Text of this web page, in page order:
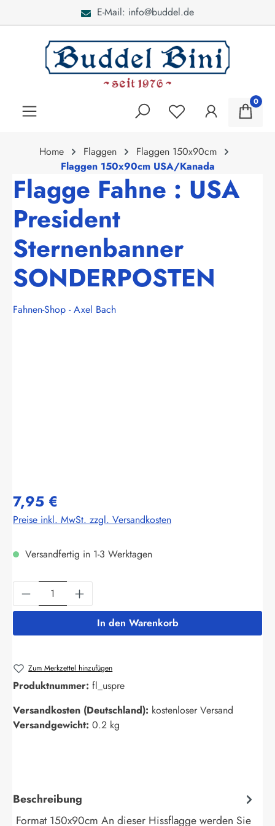
E-Mail: info@buddel.de
0
Home Flaggen
Flaggen 150x90cm
Flaggen 150x90cm USA/Kanada
Flagge Fahne : USA
President
Sternenbanner
SONDERPOSTEN
Fahnen-Shop - Axel Bach
7,95 €
Preise inkl. MwSt. zzgl. Versandkosten
Versandfertig in 1-3 Werktagen
Produkt Anzahl: Gib den gewünschten
In den Warenkorb
Zum Merkzettel hinzufügen
Produktnummer: fl_uspre
Versandkosten (Deutschland): kostenloser Versand
Versandgewicht: 0.2 kg
Beschreibung
Format 150x90cm An dieser Hissflagge werden Sie